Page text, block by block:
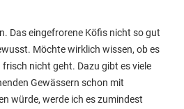
Das eingefrorene Köfis nicht so gut
Möchte wirklich wissen, ob es
nicht geht. Dazu gibt es viele
Gewässern schon mit
würde, werde ich es zumindest